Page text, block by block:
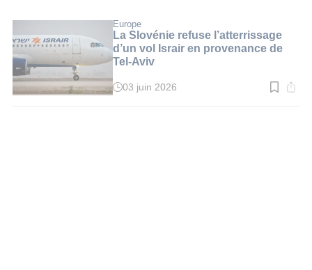
Europe
La Slovénie refuse l’atterrissage
d’un vol Israir en provenance de
Tel-Aviv
Temps
03 juin 2026